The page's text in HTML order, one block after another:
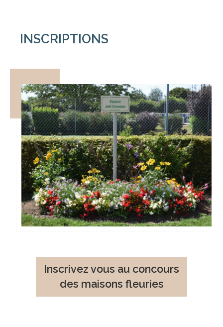
INSCRIPTIONS
Vous souhaitez participer au concours des
maisons fleuries ? Remplissez le form...
Lire l'article complet
Inscrivez vous au concours
des maisons fleuries